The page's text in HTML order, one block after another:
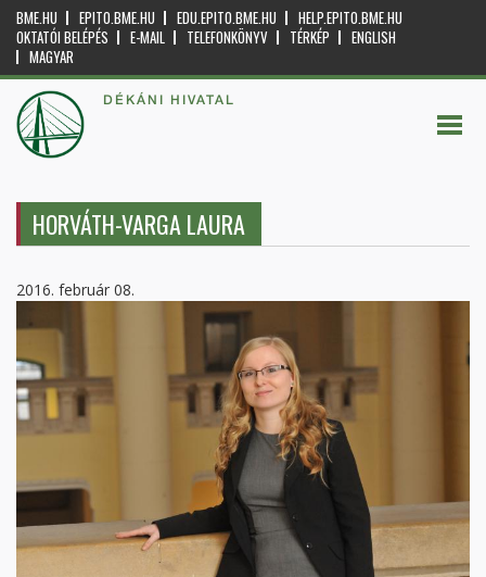
BME.HU EPITO.BME.HU EDU.EPITO.BME.HU
HELP.EPITO.BME.HU
OKTATÓI BELÉPÉS
E-MAIL TELEFONKÖNYV TÉRKÉP
ENGLISH
MAGYAR
DÉKÁNI HIVATAL
HORVÁTH-VARGA LAURA
2016. február 08.